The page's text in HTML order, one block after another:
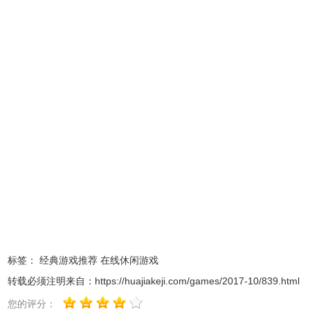
标签： 经典游戏推荐 在线休闲游戏
转载必须注明来自： https://huajiakeji.com/games/2017-10/839.html
您的评分：